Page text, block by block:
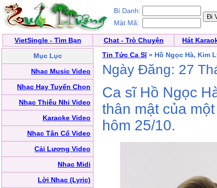
Bí Danh:
Mật Mã:
VietSingle - Tìm Bạn Chat - Trò Chuyện
Hát
Mục Lục
Nhạc Music Video
Nhạc Hay Tuyển Chọn
Nhạc Thiếu Nhi Video
Karaoke Video
Nhạc Tân Cổ Video
Cải Lương Video
Nhạc Midi
Lời Nhạc (Lyric)
Tin Tức Ca Sĩ» Hồ Ngọc Hà, Kim
Ngày Đăng: 27
Ca sĩ Hồ Ngọc
thân mật của
hôm 25/10.